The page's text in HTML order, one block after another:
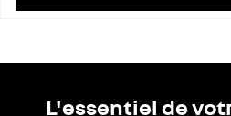
L'essentiel de